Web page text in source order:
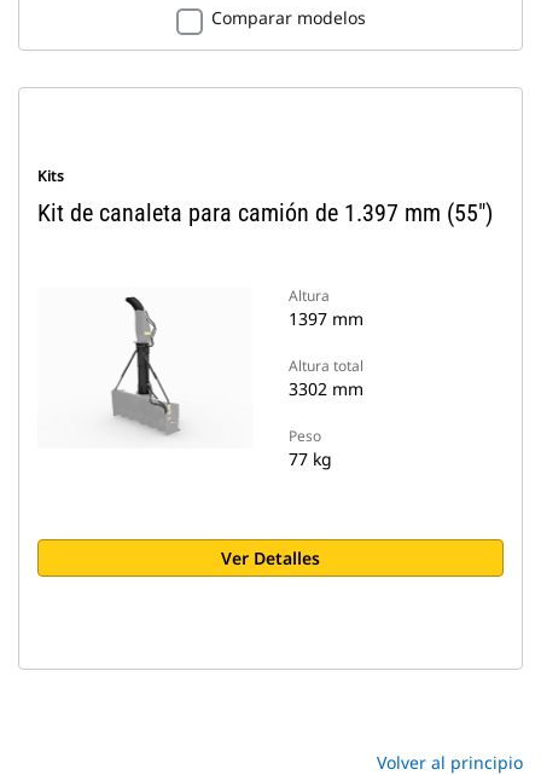
Comparar modelos
Kits
Kit de canaleta para camión de 1.397 mm (55")
Altura
1397 mm
Altura total
3302 mm
Peso
77 kg
Ver Detalles
Volver al principio